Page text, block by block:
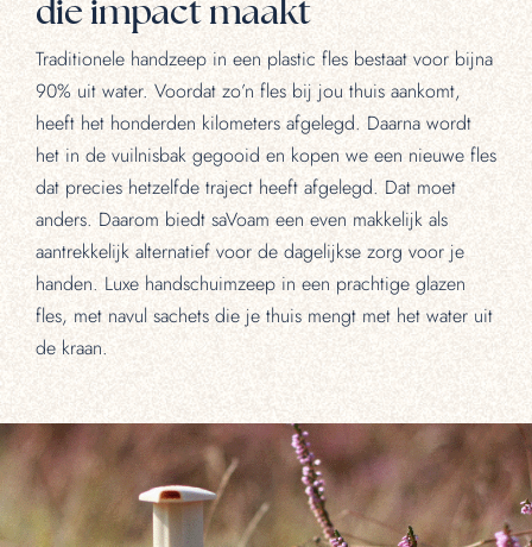
die impact maakt
Traditionele handzeep in een plastic fles bestaat voor bijna
90% uit water. Voordat zo’n fles bij jou thuis aankomt,
heeft het honderden kilometers afgelegd. Daarna wordt
het in de vuilnisbak gegooid en kopen we een nieuwe fles
dat precies hetzelfde traject heeft afgelegd. Dat moet
anders. Daarom biedt saVoam een even makkelijk als
aantrekkelijk alternatief voor de dagelijkse zorg voor je
handen. Luxe handschuimzeep in een prachtige glazen
fles, met navul sachets die je thuis mengt met het water uit
de kraan.